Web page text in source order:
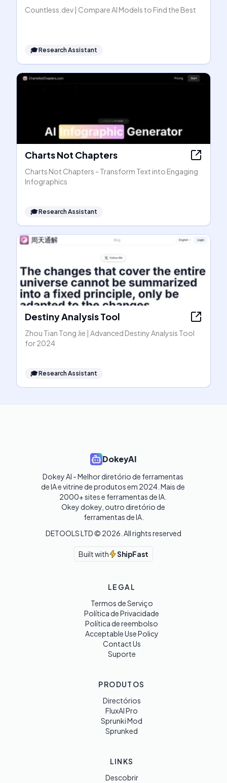
Countless.dev | Compare AI Models to Find the Best
🎓Research Assistant
Charts Not Chapters
Charts Not Chapters - Transform Text into Engaging
Infographics
🎓Research Assistant
Destiny Analysis Tool
Zhou Tian Tong Jie | Advanced Destiny Analysis Tool
for 2024
🎓Research Assistant
DokeyAI
Dokey AI - Melhor diretório de ferramentas
de IA e vitrine de produtos em 2024. Mais de
2000+ sites e ferramentas de IA.
Okey dokey, outro diretório de
ferramentas de IA.
DETOOLS LTD © 2026 . All rights reserved
Built with ShipFast
LEGAL
Termos de Serviço
Política de Privacidade
Política de reembolso
Acceptable Use Policy
Contact Us
Suporte
PRODUTOS
Directórios
FluxAI Pro
Sprunki Mod
Sprunked
LINKS
Descobrir